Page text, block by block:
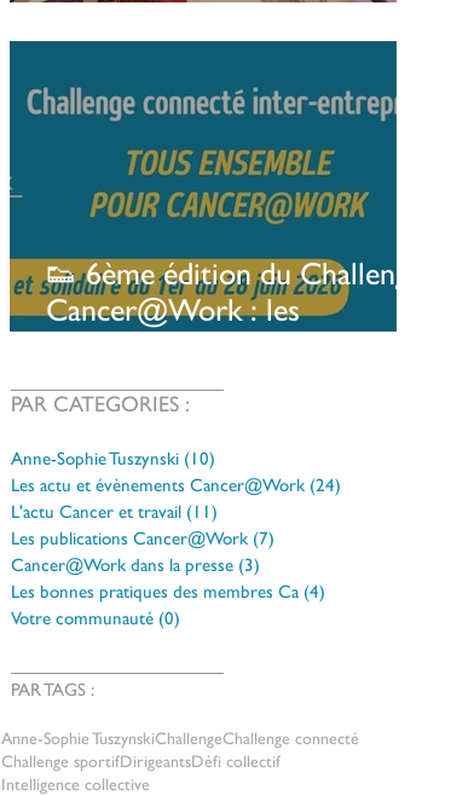
société civile
👟 6ème édition du Challenge
Cancer@Work : les
PAR CATEGORIES :
Anne-Sophie Tuszynski (10)
Les actu et évènements Cancer@Work (24)
L'actu Cancer et travail (11)
Les publications Cancer@Work (7)
Cancer@Work dans la presse (3)
Les bonnes pratiques des membres Ca (4)
Votre communauté (0)
PAR TAGS :
Anne-Sophie TuszynskiChallengeChallenge connecté
Challenge sportifDirigeantsDéfi collectif
Intelligence collective